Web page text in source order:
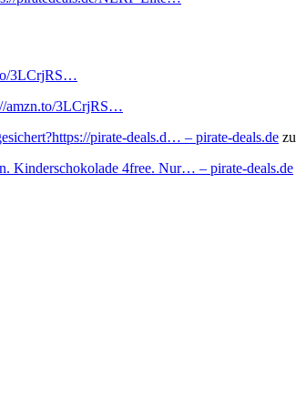
3LCrjRS…
amzn.to/3LCrjRS…
pirate-deals.d… – pirate-deals.de zu
Kinderschokolade 4free. Nur… – pirate-deals.de